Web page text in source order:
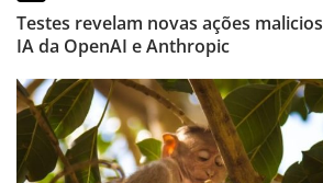
Testes revelam novas ações
IA da OpenAI e Anthropic